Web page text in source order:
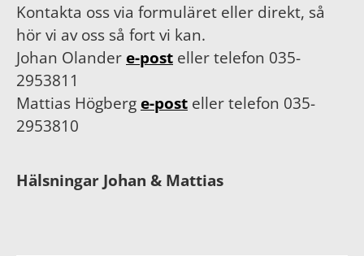
Kontakta oss via formuläret eller direkt, så
hör vi av oss så fort vi kan.
Johan Olander e-post eller telefon 035-
2953811
Mattias Högberg e-post eller telefon 035-
2953810
Hälsningar Johan & Mattias